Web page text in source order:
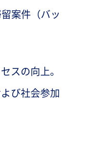
案件（バッ
スの向上。
び社会参加